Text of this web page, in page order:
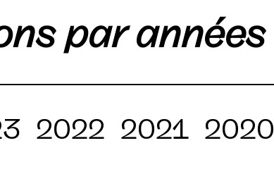
par années
2022 2021 2020